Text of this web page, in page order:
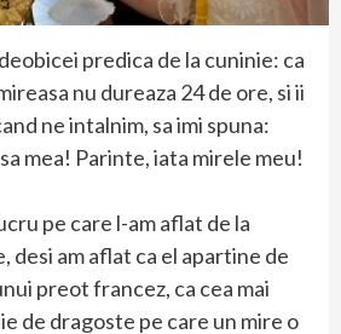
predica de la cuninie: ca
nu dureaza 24 de ore, si ii
ne intalnim, sa imi spuna:
mea! Parinte, iata mirele meu!
pe care l-am aflat de la
desi am aflat ca el apartine de
preot francez, ca cea mai
de dragoste pe care un mire o